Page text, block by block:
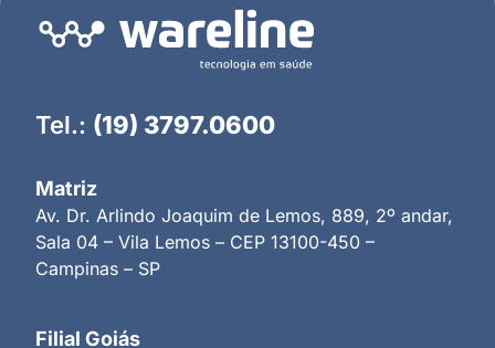
Tel.: (19) 3797.0600
Matriz
Av. Dr. Arlindo Joaquim de Lemos, 889, 2º andar,
Sala 04 – Vila Lemos – CEP 13100-450 –
Campinas – SP
Filial Goiás